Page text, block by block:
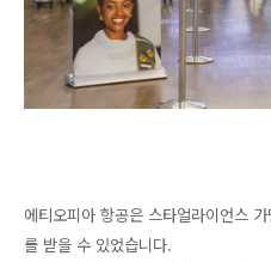
에티오피아 항공은 스타얼라이언스
를 받을 수 있었습니다.